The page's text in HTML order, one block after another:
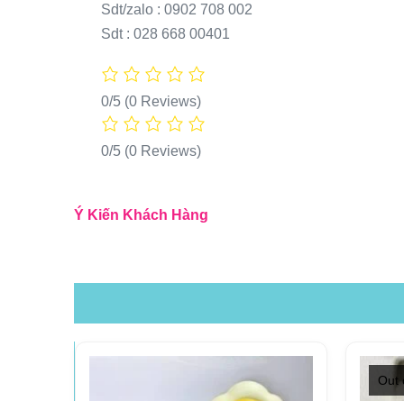
Sdt/zalo : 0902 708 002
Sdt : 028 668 00401
0/5 (0 Reviews)
0/5 (0 Reviews)
Ý Kiến Khách Hàng
Out